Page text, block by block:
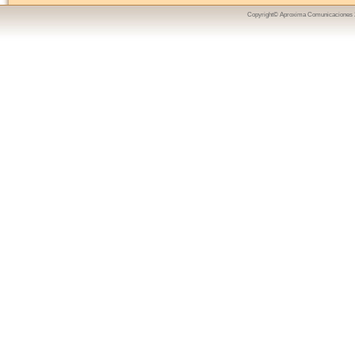
Copyright© Aproxima Comunicaciones